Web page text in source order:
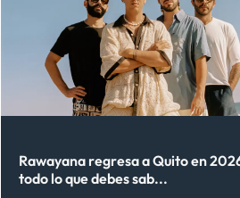
Rawayana regresa a Quito en
todo lo que debes sab...